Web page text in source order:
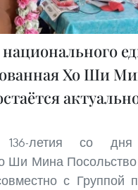
Хо Ши
летия со дня
Ши Мина
с Группой